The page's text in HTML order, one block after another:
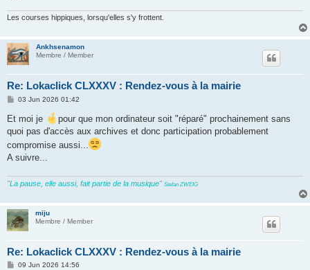
Les courses hippiques, lorsqu'elles s'y frottent.
Ankhsenamon
Membre / Member
Re: Lokaclick CLXXXV : Rendez-vous à la mairie
P
s
t
03 Jun 2026 01:42
Et moi je
pour que mon ordinateur soit "réparé" prochainement sans
quoi pas d'accès aux archives et donc participation probablement
compromise aussi...
A suivre...
"La pause, elle aussi, fait partie de la musique" Stefan ZWEIG
miju
Membre / Member
Re: Lokaclick CLXXXV : Rendez-vous à la mairie
P09 Jun 2026 14:56